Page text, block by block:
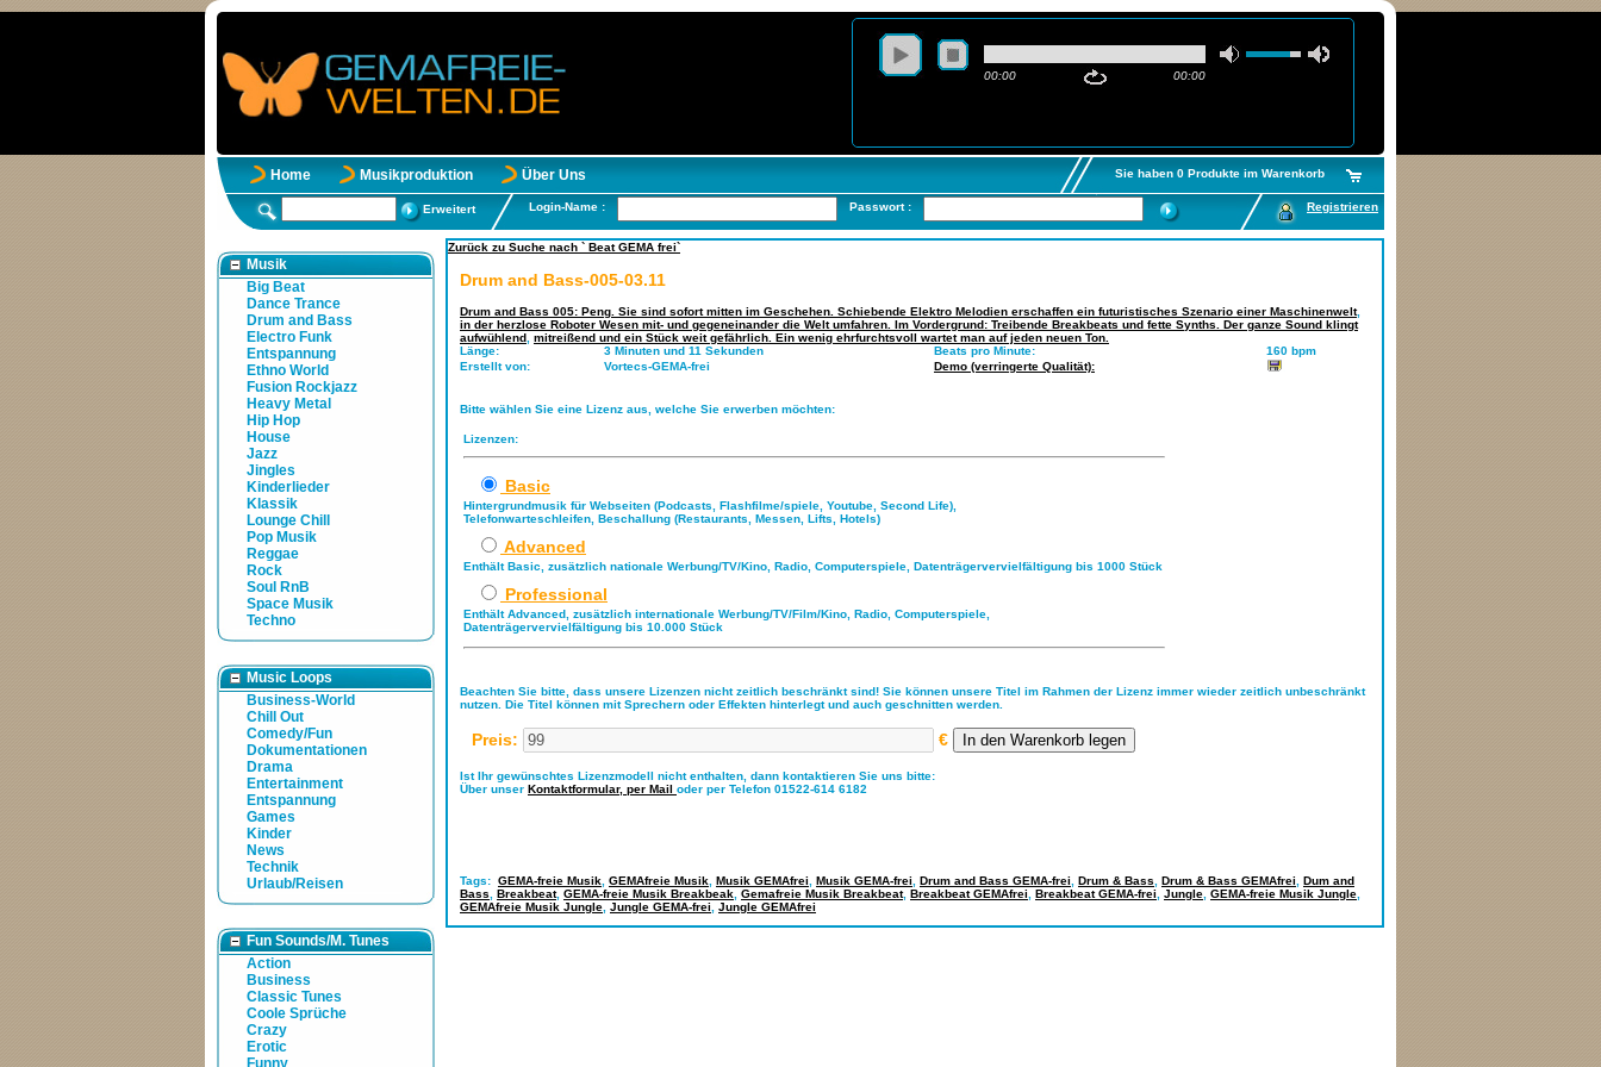
00:00 00:00
Home Musikproduktion Über Uns Sie haben 0 Produkte im Warenkorb
Erweitert Login-Name : Passwort : Registrieren
Musik
Big Beat
Dance Trance
Drum and Bass
Electro Funk
Entspannung
Ethno World
Fusion Rockjazz
Heavy Metal
Hip Hop
House
Jazz
Jingles
Kinderlieder
Klassik
Lounge Chill
Pop Musik
Reggae
Rock
Soul RnB
Space Musik
Techno
Music Loops
Business-World
Chill Out
Comedy/Fun
Dokumentationen
Drama
Entertainment
Entspannung
Games
Kinder
News
Technik
Urlaub/Reisen
Fun Sounds/M. Tunes
Action
Business
Classic Tunes
Coole Sprüche
Crazy
Erotic
Funny
Zurück zu Suche nach ` Beat GEMA frei`
Drum and Bass-005-03.11
Drum and Bass 005: Peng. Sie sind sofort mitten im Geschehen. Schiebende Elektro Melodien erschaffen ein futuristisches Szenario einer Maschinenwelt,
in der herzlose Roboter Wesen mit- und gegeneinander die Welt umfahren. Im Vordergrund: Treibende Breakbeats und fette Synths. Der ganze Sound klingt
aufwühlend mitreißend und ein Stück weit gefährlich. Ein wenig ehrfurchtsvoll wartet man auf jeden neuen Ton.
Länge:
3 Minuten und 11 Sekunden Beats pro Minute:
160 bpm
Erstellt von:
Vortecs-GEMA-frei Demo (verringerte Qualität):
Bitte wählen Sie eine Lizenz aus, welche Sie erwerben möchten:
Lizenzen:
Basic
Hintergrundmusik für Webseiten (Podcasts, Flashfilme/spiele, Youtube, Second Life),
Telefonwarteschleifen, Beschallung (Restaurants, Messen, Lifts, Hotels)
Advanced
Enthält Basic, zusätzlich nationale Werbung/TV/Kino, Radio, Computerspiele, Datenträgervervielfältigung bis 1000 Stück
Professional
Enthält Advanced, zusätzlich internationale Werbung/TV/Film/Kino, Radio, Computerspiele,
Datenträgervervielfältigung bis 10.000 Stück
Beachten Sie bitte, dass unsere Lizenzen nicht zeitlich beschränkt sind! Sie können unsere Titel im Rahmen der Lizenz immer wieder zeitlich unbeschränkt
nutzen. Die Titel können mit Sprechern oder Effekten hinterlegt und auch geschnitten werden.
Preis: €
Ist Ihr gewünschtes Lizenzmodell nicht enthalten, dann kontaktieren Sie uns bitte:
Über unser Kontaktformular, per Mail oder per Telefon 01522-614 6182
Tags: GEMA-freie Musik GEMAfreie Musik Musik GEMAfrei Musik GEMA-frei Drum and Bass GEMA-frei Drum & Bass Drum & Bass GEMAfrei
Dum and
Bass
Breakbeat, GEMA-freie Musik Breakbeak Gemafreie Musik Breakbeat, Breakbeat GEMAfrei Breakbeat GEMA-frei Jungle GEMA-freie Musik Jungle
GEMAfreie Musik Jungle Jungle GEMA-frei Jungle GEMAfrei